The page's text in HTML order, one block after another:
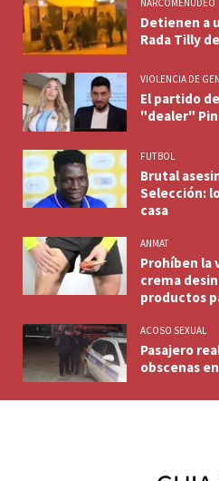
Detienen a
Rada Tilly
VIOLENCIA DE
El partido
"dealer"
FUTBOL
Brutal
Selección:
casa
ANMAT
Prohíben la
crema
productos
ACOSO SEXUAL
Pasajero
obscenas